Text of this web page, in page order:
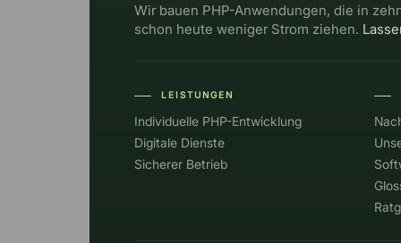
Wir bauen PHP-Anwendungen, die in
schon heute weniger Strom ziehen.
―― LEISTUNGEN
Individuelle PHP-Entwicklung
Digitale Dienste
Sicherer Betrieb
――